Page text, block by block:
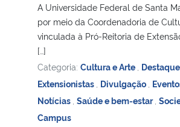
A Universidade Federal de Santa
por meio da Coordenadoria de
vinculada à Pró-Reitoria de
[…]
Categoria: Cultura e Arte
Extensionistas Divulgação
Notícias Saúde e bem-estar
Campus